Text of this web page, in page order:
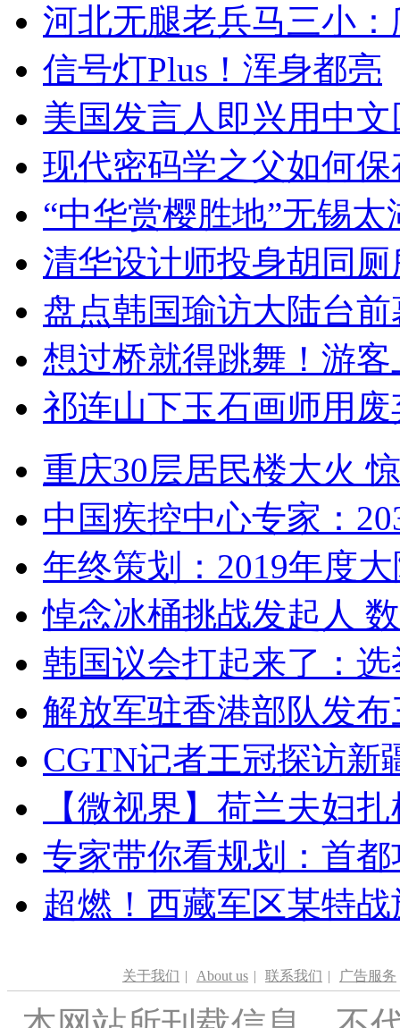
河北无腿老兵马三小
信号灯Plus！浑身都亮
美国发言人即兴用中
现代密码学之父如何
“中华赏樱胜地”无锡
清华设计师投身胡同
盘点韩国瑜访大陆台
想过桥就得跳舞！游客
祁连山下玉石画师用
重庆30层居民楼大火
中国疾控中心专家：
年终策划：2019年度
悼念冰桶挑战发起人
韩国议会打起来了：
解放军驻香港部队发
CGTN记者王冠探访新
【微视界】荷兰夫妇
专家带你看规划：首
超燃！西藏军区某特
关于我们 | About us | 联系我们 | 广告服务